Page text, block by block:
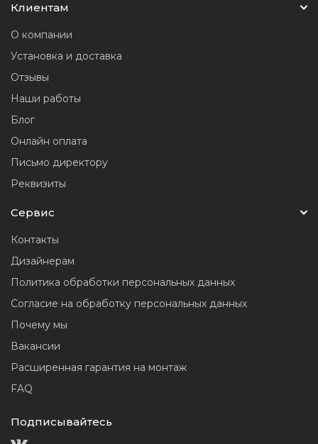
Клиентам
О компании
Установка и доставка
Отзывы
Наши работы
Блог
Онлайн оплата
Письмо директору
Реквизиты
Сервис
Контакты
Дизайнерам
Политика обработки персональных данных
Согласие на обработку персональных данных
Почему мы
Вакансии
Расширенная гарантия на монтаж
FAQ
Подписывайтесь